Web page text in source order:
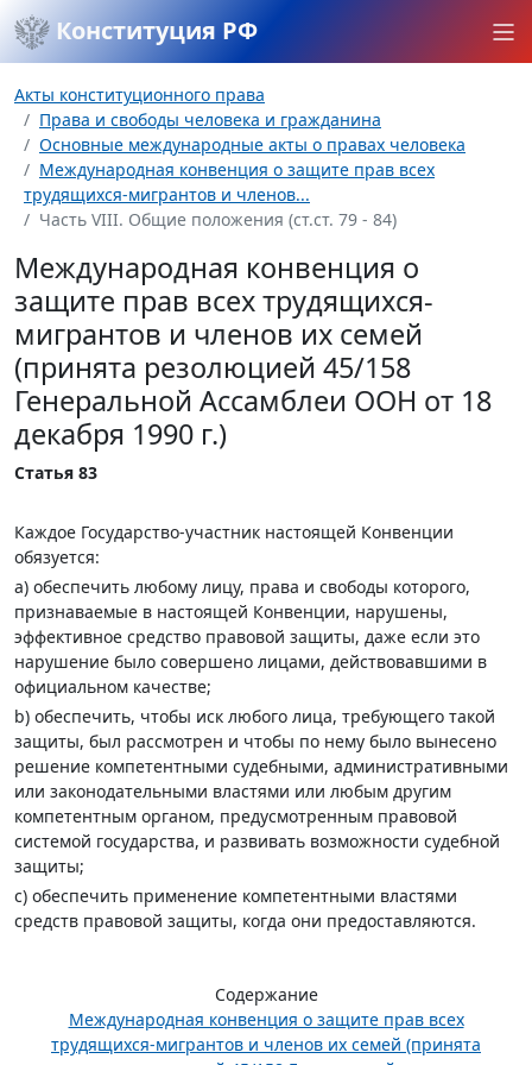
Конституция РФ
Акты конституционного права
Права и свободы человека и гражданина
Основные международные акты о правах человека
Международная конвенция о защите прав всех
трудящихся-мигрантов и членов...
Часть VIII. Общие положения (ст.ст. 79 - 84)
Международная конвенция о
защите прав всех трудящихся-
мигрантов и членов их семей
(принята резолюцией 45/158
Генеральной Ассамблеи ООН от 18
декабря 1990 г.)
Статья 83
Каждое Государство-участник настоящей Конвенции
обязуется:
а) обеспечить любому лицу, права и свободы которого,
признаваемые в настоящей Конвенции, нарушены,
эффективное средство правовой защиты, даже если это
нарушение было совершено лицами, действовавшими в
официальном качестве;
b) обеспечить, чтобы иск любого лица, требующего такой
защиты, был рассмотрен и чтобы по нему было вынесено
решение компетентными судебными, административными
или законодательными властями или любым другим
компетентным органом, предусмотренным правовой
системой государства, и развивать возможности судебной
защиты;
с) обеспечить применение компетентными властями
средств правовой защиты, когда они предоставляются.
Содержание
Международная конвенция о защите прав всех
трудящихся-мигрантов и членов их семей (принята